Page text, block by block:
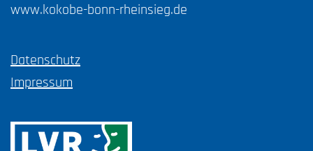
www.kokobe-bonn-rheinsieg.de
Datenschutz
Impressum